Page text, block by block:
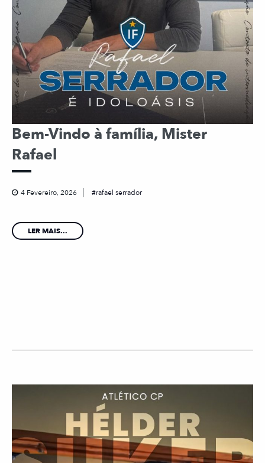
Bem-Vindo à família, Mister
Rafael
4 Fevereiro, 2026 rafael serrador
LER MAIS...